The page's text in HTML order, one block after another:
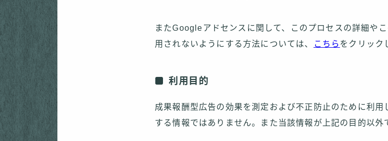
またGoogleアドセンスに関して、このプロセスの詳細や
用されないようにする方法については、
こちら をクリック
利用目的
成果報酬型広告の効果を測定および不正防止のために利用
する情報ではありません。また当該情報が上記の目的以外